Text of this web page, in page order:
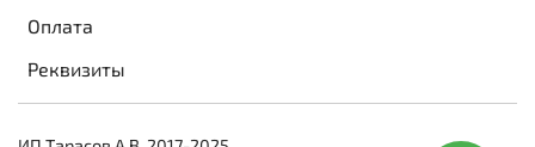
Оплата
Реквизиты